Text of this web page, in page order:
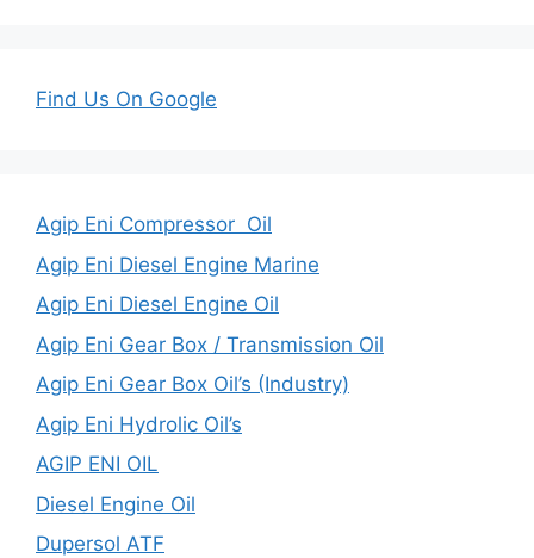
Find Us On Google
Agip Eni Compressor Oil
Agip Eni Diesel Engine Marine
Agip Eni Diesel Engine Oil
Agip Eni Gear Box / Transmission Oil
Agip Eni Gear Box Oil’s (Industry)
Agip Eni Hydrolic Oil’s
AGIP ENI OIL
Diesel Engine Oil
Dupersol ATF